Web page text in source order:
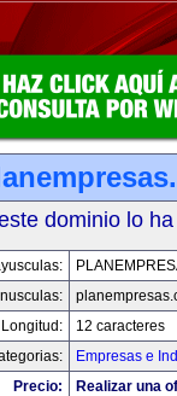
dominio lo
Longitud:
12 caracteres
Empresas e
Precio:
Realizar una